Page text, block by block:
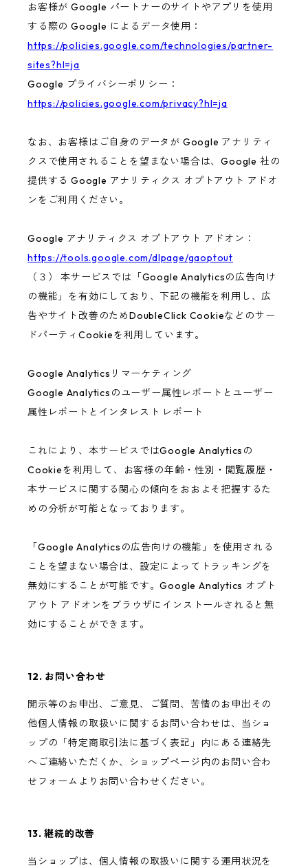
お客様が Google パートナーのサイトやアプリを使用
する際の Google によるデータ使用：
https://policies.google.com/technologies/partner-
sites?hl=ja
Google プライバシーポリシー：
https://policies.google.com/privacy?hl=ja
なお、お客様はご自身のデータが Google アナリティ
クスで使用されることを望まない場合は、Google 社の
提供する Google アナリティクス オプトアウト アドオ
ンをご利用ください。
Google アナリティクス オプトアウト アドオン：
https://tools.google.com/dlpage/gaoptout
（３） 本サービスでは「Google Analyticsの広告向け
の機能」を有効にしており、下記の機能を利用し、広
告やサイト改善のためDoubleClick Cookieなどのサー
ドパーティCookieを利用しています。
Google Analyticsリマーケティング
Google Analyticsのユーザー属性レポートとユーザー
属性レポートとインタレスト レポート
これにより、本サービスではGoogle Analyticsの
Cookieを利用して、お客様の年齢・性別・閲覧履歴・
本サービスに関する関心の傾向をおおよそ把握するた
めの分析が可能となっております。
「Google Analyticsの広告向けの機能」を使用される
ことを望まない場合は、設定によってトラッキングを
無効にすることが可能です。Google Analytics オプト
アウト アドオンをブラウザにインストールされると無
効にすることができます。
12. お問い合わせ
開示等のお申出、ご意見、ご質問、苦情のお申出その
他個人情報の取扱いに関するお問い合わせは、当ショ
ップの「特定商取引法に基づく表記」内にある連絡先
へご連絡いただくか、ショップページ内のお問い合わ
せフォームよりお問い合わせください。
13. 継続的改善
当ショップは、個人情報の取扱いに関する運用状況を